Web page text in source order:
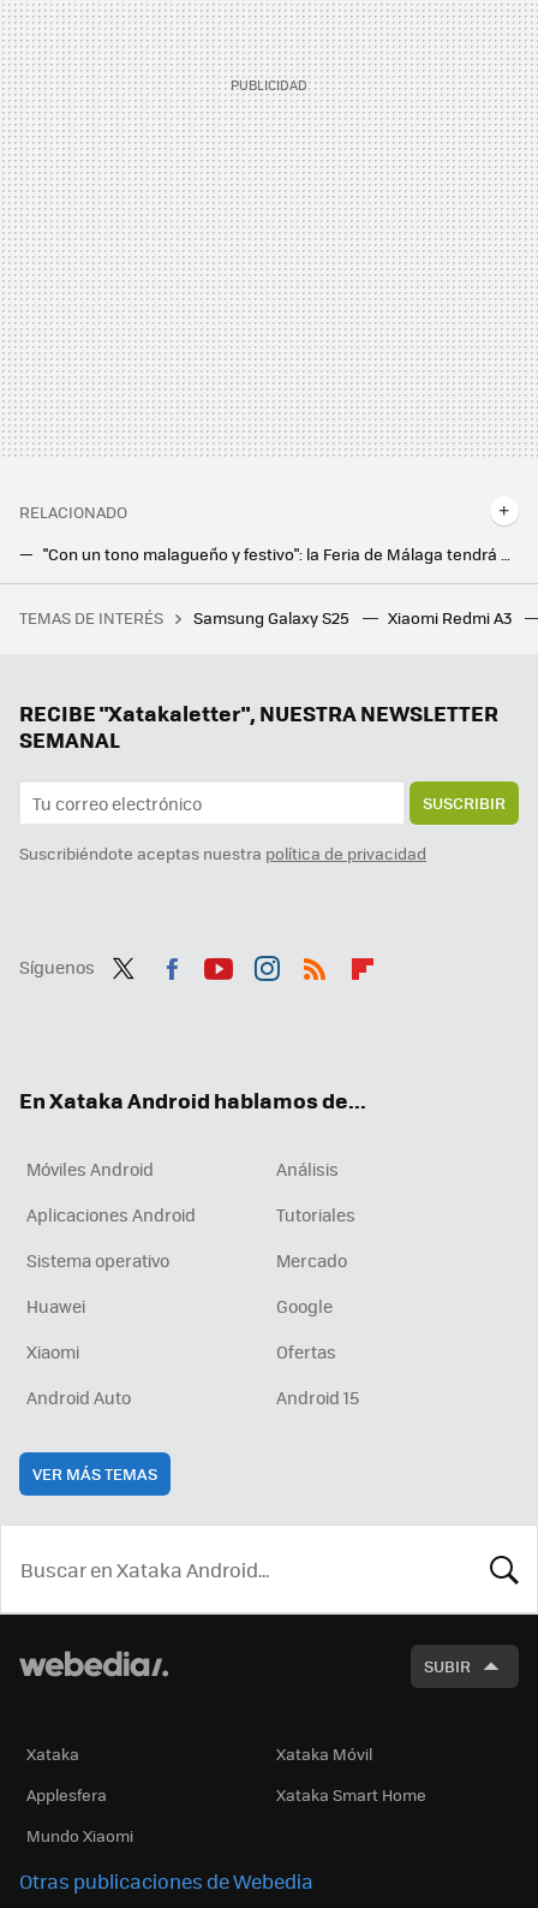
RELACIONADO
"Con un tono malagueño y festivo": la Feria de Málaga tendrá una IA para cada asistente sin tener que instalar ninguna app
Dejé que la IA de Gemini organizara mi día a día durante una semana: he descubierto para qué es increíblemente útil
Unos científicos españoles quieren salvar al planeta con un plan alocado: rellenar de agua el mar de Aral para capturar CO2
TEMAS DE INTERÉS Samsung Galaxy S25 Xiaomi Redmi A3
RECIBE "Xatakaletter", NUESTRA NEWSLETTER
SEMANAL
SUSCRIBIR
Suscribiéndote aceptas nuestra política de privacidad
Síguenos
En Xataka Android hablamos de...
Móviles Android
Análisis
Aplicaciones Android
Tutoriales
Sistema operativo
Mercado
Huawei
Google
Xiaomi
Ofertas
Android Auto
Android 15
VER MÁS TEMAS
SUBIR
Xataka
Xataka Móvil
Applesfera
Xataka Smart Home
Mundo Xiaomi
Otras publicaciones de Webedia